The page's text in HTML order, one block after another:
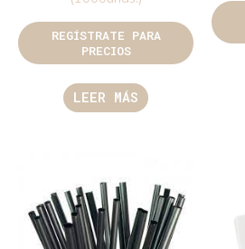
REGÍSTRATE PARA
PRECIOS
LEER MÁS